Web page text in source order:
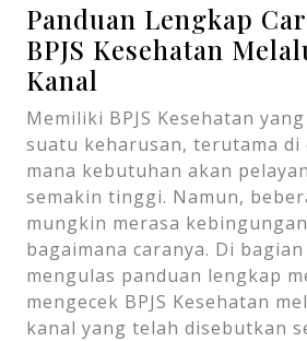
Panduan Lengkap
BPJS Kesehatan
Kanal
Memiliki BPJS Kesehatan
suatu keharusan, terutama di
mana kebutuhan akan
semakin tinggi. Namun,
mungkin merasa
bagaimana caranya. Di
mengulas panduan lengkap
mengecek BPJS Kesehatan
kanal yang telah disebutkan